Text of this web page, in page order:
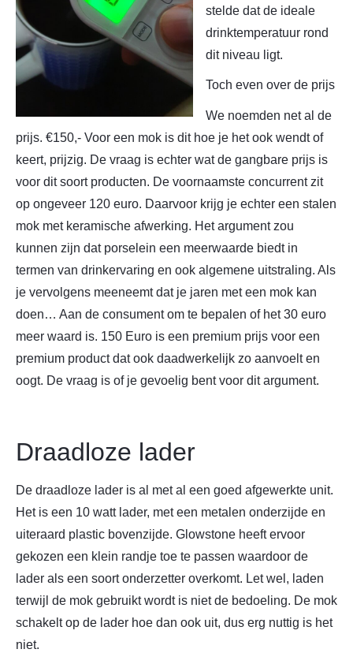
stelde dat de ideale
drinktemperatuur rond
dit niveau ligt.
Toch even over de prijs
We noemden net al de
prijs. €150,- Voor een mok is dit hoe je het ook wendt of
keert, prijzig. De vraag is echter wat de gangbare prijs is
voor dit soort producten. De voornaamste concurrent zit
op ongeveer 120 euro. Daarvoor krijg je echter een stalen
mok met keramische afwerking. Het argument zou
kunnen zijn dat porselein een meerwaarde biedt in
termen van drinkervaring en ook algemene uitstraling. Als
je vervolgens meeneemt dat je jaren met een mok kan
doen… Aan de consument om te bepalen of het 30 euro
meer waard is. 150 Euro is een premium prijs voor een
premium product dat ook daadwerkelijk zo aanvoelt en
oogt. De vraag is of je gevoelig bent voor dit argument.
Draadloze lader
De draadloze lader is al met al een goed afgewerkte unit.
Het is een 10 watt lader, met een metalen onderzijde en
uiteraard plastic bovenzijde. Glowstone heeft ervoor
gekozen een klein randje toe te passen waardoor de
lader als een soort onderzetter overkomt. Let wel, laden
terwijl de mok gebruikt wordt is niet de bedoeling. De mok
schakelt op de lader hoe dan ook uit, dus erg nuttig is het
niet.